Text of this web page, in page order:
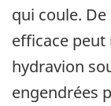
qui coule.
efficace
hydravion
engendrées